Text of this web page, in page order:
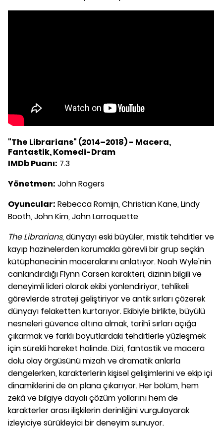
"The Librarians" (2014–2018) - Macera,
Fantastik, Komedi-Dram
IMDb Puanı: 7.3
Yönetmen: John Rogers
Oyuncular: Rebecca Romijn, Christian Kane, Lindy
Booth, John Kim, John Larroquette
The Librarians, dünyayı eski büyüler, mistik tehditler ve
kayıp hazinelerden korumakla görevli bir grup seçkin
kütüphanecinin maceralarını anlatıyor. Noah Wyle'nin
canlandırdığı Flynn Carsen karakteri, dizinin bilgili ve
deneyimli lideri olarak ekibi yönlendiriyor, tehlikeli
görevlerde strateji geliştiriyor ve antik sırları çözerek
dünyayı felaketten kurtarıyor. Ekibiyle birlikte, büyülü
nesneleri güvence altına almak, tarihî sırları açığa
çıkarmak ve farklı boyutlardaki tehditlerle yüzleşmek
için sürekli hareket halinde. Dizi, fantastik ve macera
dolu olay örgüsünü mizah ve dramatik anlarla
dengelerken, karakterlerin kişisel gelişimlerini ve ekip içi
dinamiklerini de ön plana çıkarıyor. Her bölüm, hem
zekâ ve bilgiye dayalı çözüm yollarını hem de
karakterler arası ilişkilerin derinliğini vurgulayarak
izleyiciye sürükleyici bir deneyim sunuyor.